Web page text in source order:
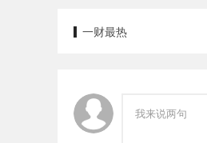
一财最热